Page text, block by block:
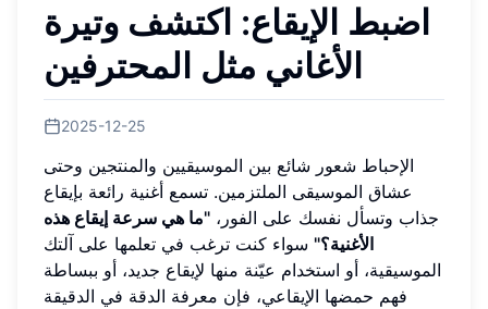
اضبط الإيقاع: اكتشف وتيرة
الأغاني مثل المحترفين
2025-12-25
الإحباط شعور شائع بين الموسيقيين والمنتجين وحتى
عشاق الموسيقى الملتزمين. تسمع أغنية رائعة بإيقاع
جذاب وتسأل نفسك على الفور، "ما هي سرعة إيقاع هذه
الأغنية؟" سواء كنت ترغب في تعلمها على آلتك
الموسيقية، أو استخدام عيّنة منها لإيقاع جديد، أو ببساطة
فهم حمضها الإيقاعي، فإن معرفة الدقة في الدقيقة